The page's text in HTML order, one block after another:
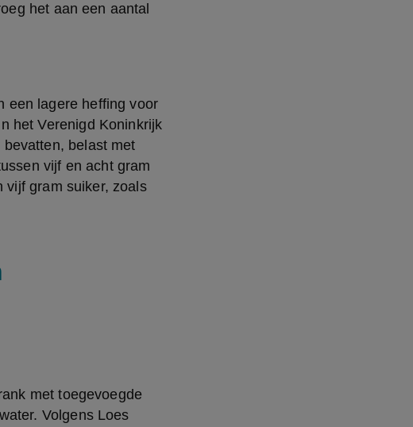
het aan een aantal
een lagere heffing voor
het Verenigd Koninkrijk
belast met
vijf en acht gram
vijf gram suiker, zoals
met toegevoegde
Volgens Loes